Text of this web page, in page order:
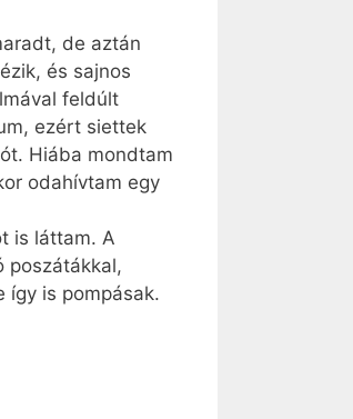
de aztán
és sajnos
feldúlt
ezért siettek
Hiába mondtam
odahívtam egy
is láttam. A
poszátákkal,
így is pompásak.